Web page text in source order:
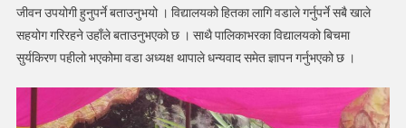
जीवन उपयोगी हुनुपर्ने बताउनुभयो । विद्यालयको हितका लागि वडाले गर्नुपर्ने सबै खाले
सहयोग गरिरहने उहाँले बताउनुभएको छ । साथै पालिकाभरका विद्यालयको बिचमा
सुर्यकिरण पहीलो भएकोमा वडा अध्यक्ष थापाले धन्यवाद समेत ज्ञापन गर्नुभएको छ ।